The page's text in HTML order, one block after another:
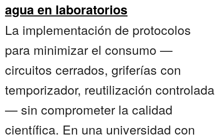
agua en laboratorios
La implementación de protocolos
para minimizar el consumo —
circuitos cerrados, griferías con
temporizador, reutilización controlada
— sin comprometer la calidad
científica. En una universidad con